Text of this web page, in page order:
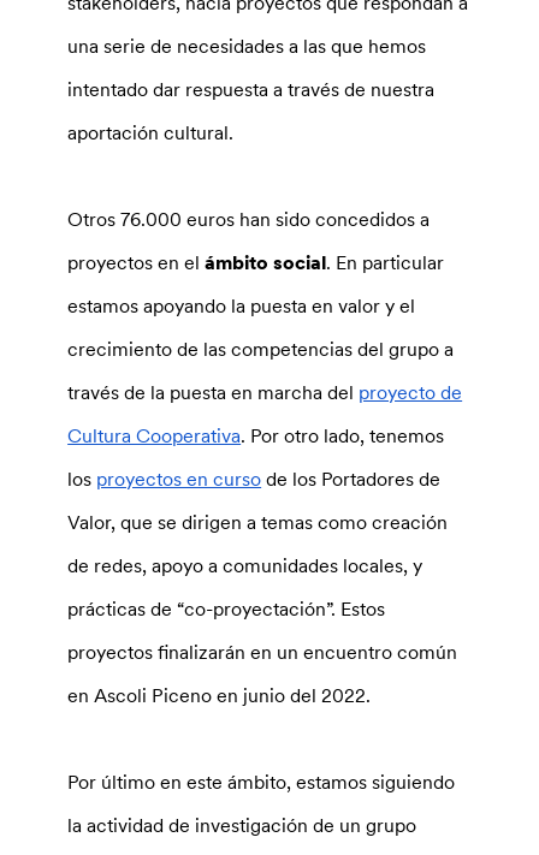
una serie de necesidades a las que hemos
intentado dar respuesta a través de nuestra
aportación cultural.
Otros 76.000 euros han sido concedidos a
proyectos en elámbito social. En particular
estamos apoyando la puesta en valor y el
crecimiento de las competencias del grupo a
través de la puesta en marcha del proyecto de
Cultura Cooperativa. Por otro lado, tenemos
los proyectos en curso de los Portadores de
Valor, que se dirigen a temas como creación
de redes, apoyo a comunidades locales, y
prácticas de “co-proyectación”. Estos
proyectos finalizarán en un encuentro común
en Ascoli Piceno en junio del 2022.
Por último en este ámbito, estamos siguiendo
la actividad de investigación de un grupo